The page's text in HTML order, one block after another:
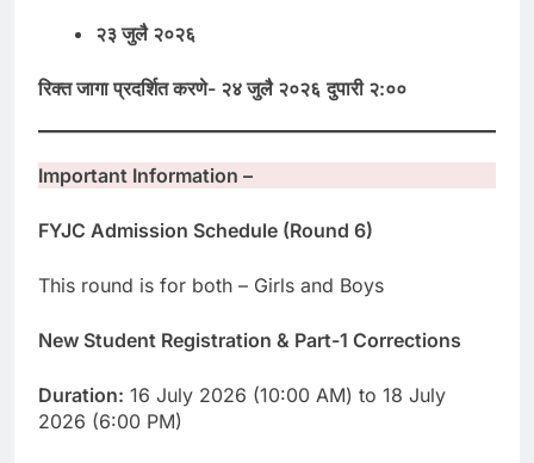
२३ जुलै २०२६
रिक्त जागा प्रदर्शित करणे- २४ जुलै २०२६ दुपारी २:००
Important Information –
FYJC Admission Schedule (Round 6)
This round is for both – Girls and Boys
New Student Registration & Part-1 Corrections
Duration: 16 July 2026 (10:00 AM) to 18 July
2026 (6:00 PM)